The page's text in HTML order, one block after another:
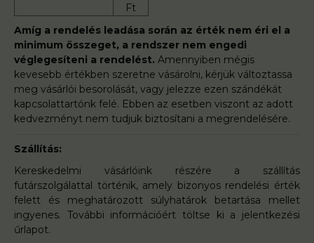
Ft
Amíg a rendelés leadása során az érték nem éri el a
minimum összeget, a rendszer nem engedi
véglegesíteni a rendelést. Amennyiben mégis
kevesebb értékben szeretne vásárolni, kérjük változtassa
meg vásárlói besorolását, vagy jelezze ezen szándékát
kapcsolattartónk felé. Ebben az esetben viszont az adott
kedvezményt nem tudjuk biztosítani a megrendelésére.
Szállítás:
Kereskedelmi vásárlóink részére a szállítás
futárszolgálattal történik, amely bizonyos rendelési érték
felett és meghatározott súlyhatárok betartása mellet
ingyenes. További információért töltse ki a jelentkezési
űrlapot.